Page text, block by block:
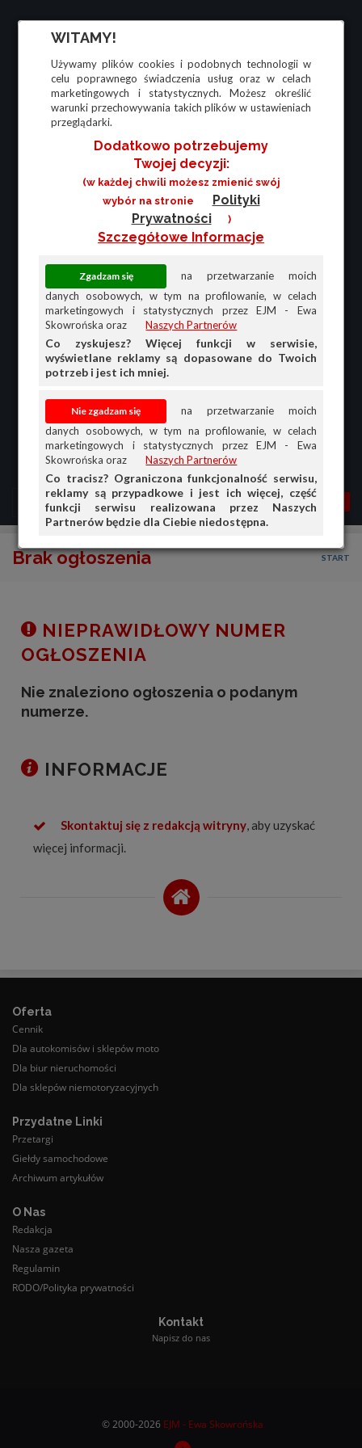
WITAMY!
Używamy plików cookies i podobnych technologii w
celu poprawnego świadczenia usług oraz w celach
marketingowych i statystycznych. Możesz określić
warunki przechowywania takich plików w ustawieniach
przeglądarki.
Dodatkowo potrzebujemy
Twojej decyzji:
(w każdej chwili możesz zmienić swój
wybór na stronie
Polityki
Prywatności
)
Szczegółowe Informacje
na przetwarzanie moich
danych osobowych, w tym na profilowanie, w celach
marketingowych i statystycznych przez EJM - Ewa
Skowrońska oraz
Naszych Partnerów
Co zyskujesz? Więcej funkcji w serwisie,
wyświetlane reklamy są dopasowane do Twoich
potrzeb i jest ich mniej.
na przetwarzanie moich
danych osobowych, w tym na profilowanie, w celach
marketingowych i statystycznych przez EJM - Ewa
Skowrońska oraz
Naszych Partnerów
Co tracisz? Ograniczona funkcjonalność serwisu,
reklamy są przypadkowe i jest ich więcej, część
funkcji serwisu realizowana przez Naszych
Partnerów będzie dla Ciebie niedostępna.
MENU MOJA AG
Brak ogłoszenia START
NIEPRAWIDŁOWY NUMER
OGŁOSZENIA
Nie znaleziono ogłoszenia o podanym
numerze.
INFORMACJE
Skontaktuj się z redakcją witryny, aby uzyskać
więcej informacji.
Oferta
Cennik
Dla autokomisów i sklepów moto
Dla biur nieruchomości
Dla sklepów niemotoryzacyjnych
Przydatne Linki
Przetargi
Giełdy samochodowe
Archiwum artykułów
O Nas
Redakcja
Nasza gazeta
Regulamin
RODO/Polityka prywatności
Kontakt
Napisz do nas
© 2000-2026 EJM - Ewa Skowrońska